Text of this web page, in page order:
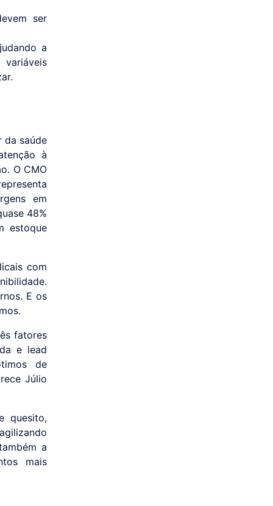
ser
a
da saúde
à
O CMO
em
48%
estoque
com
E os
fatores
e lead
de
Júlio
quesito,
a
mais